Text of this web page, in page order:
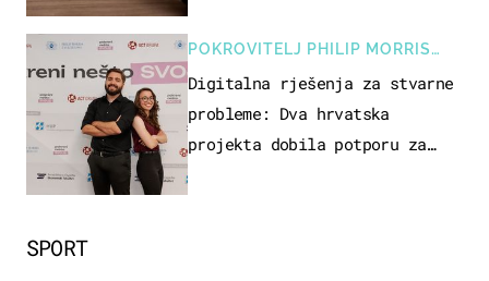
SPORT
POKROVITELJ PHILIP MORRIS
ZAGREB
Digitalna rješenja za stvarne
probleme: Dva hrvatska
projekta dobila potporu za